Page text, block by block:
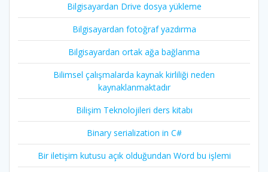
Bilgisayardan Drive dosya yükleme
Bilgisayardan fotoğraf yazdırma
Bilgisayardan ortak ağa bağlanma
Bilimsel çalışmalarda kaynak kirliliği neden
kaynaklanmaktadır
Bilişim Teknolojileri ders kitabı
Binary serialization in C#
Bir iletişim kutusu açık olduğundan Word bu işlemi